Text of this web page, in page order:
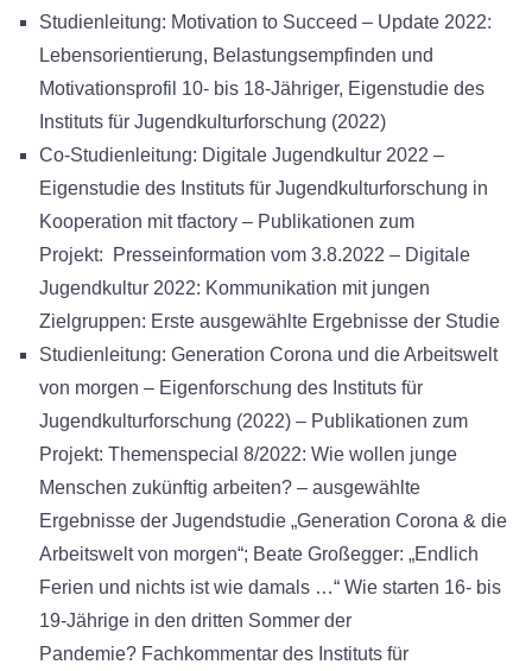
Studienleitung: Motivation to Succeed – Update 2022:
Lebensorientierung, Belastungsempfinden und
Motivationsprofil 10- bis 18-Jähriger, Eigenstudie des
Instituts für Jugendkulturforschung (2022)
Co-Studienleitung: Digitale Jugendkultur 2022 –
Eigenstudie des Instituts für Jugendkulturforschung in
Kooperation mit tfactory – Publikationen zum
Projekt: Presseinformation vom 3.8.2022 – Digitale
Jugendkultur 2022: Kommunikation mit jungen
Zielgruppen: Erste ausgewählte Ergebnisse der Studie
Studienleitung: Generation Corona und die Arbeitswelt
von morgen – Eigenforschung des Instituts für
Jugendkulturforschung (2022) – Publikationen zum
Projekt: Themenspecial 8/2022: Wie wollen junge
Menschen zukünftig arbeiten? – ausgewählte
Ergebnisse der Jugendstudie „Generation Corona & die
Arbeitswelt von morgen“; Beate Großegger: „Endlich
Ferien und nichts ist wie damals …“ Wie starten 16- bis
19-Jährige in den dritten Sommer der
Pandemie? Fachkommentar des Instituts für